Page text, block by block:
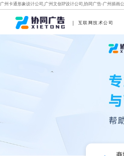
广州卡通形象设计公司,广州文创IP设计公司,协同广告-广州插画
互联网技术公司